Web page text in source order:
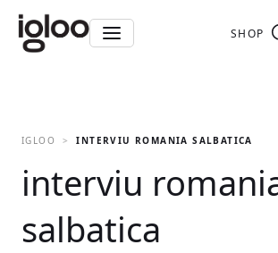
SHOP
IGLOO INTERVIU ROMANIA SALBATICA
interviu
salbatica